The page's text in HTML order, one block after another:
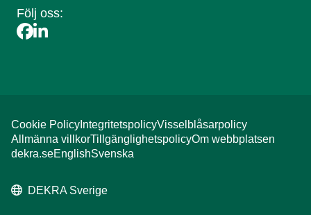
Följ oss:
Cookie Policy IntegritetspolicyVisselblåsarpolicy
Allmänna villkorTillgänglighetspolicyOm webbplatsen
dekra.seEnglishSvenska
DEKRA Sverige